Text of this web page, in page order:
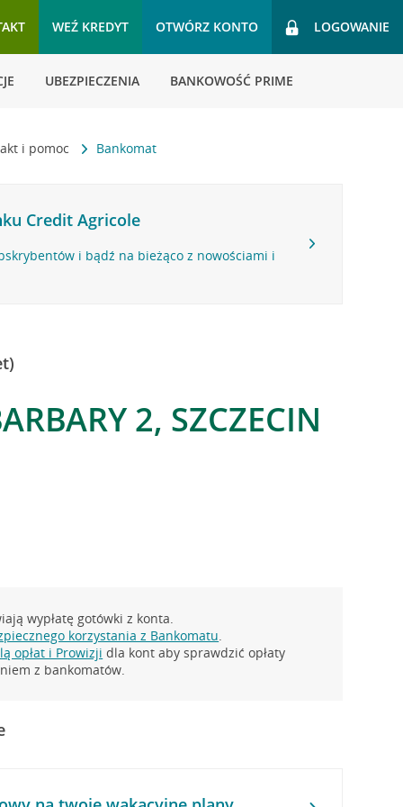
WEŹ KREDYT OTWÓRZ KONTO LOGOWANIE
UBEZPIECZENIA BANKOWOŚĆ PRIME
i pomoc Bankomat
Credit Agricole
i bądź na bieżąco z nowościami i
2, SZCZECIN
wypłatę gotówki z konta.
korzystania z Bankomatu.
opłat i Prowizji dla kont aby sprawdzić opłaty
z bankomatów.